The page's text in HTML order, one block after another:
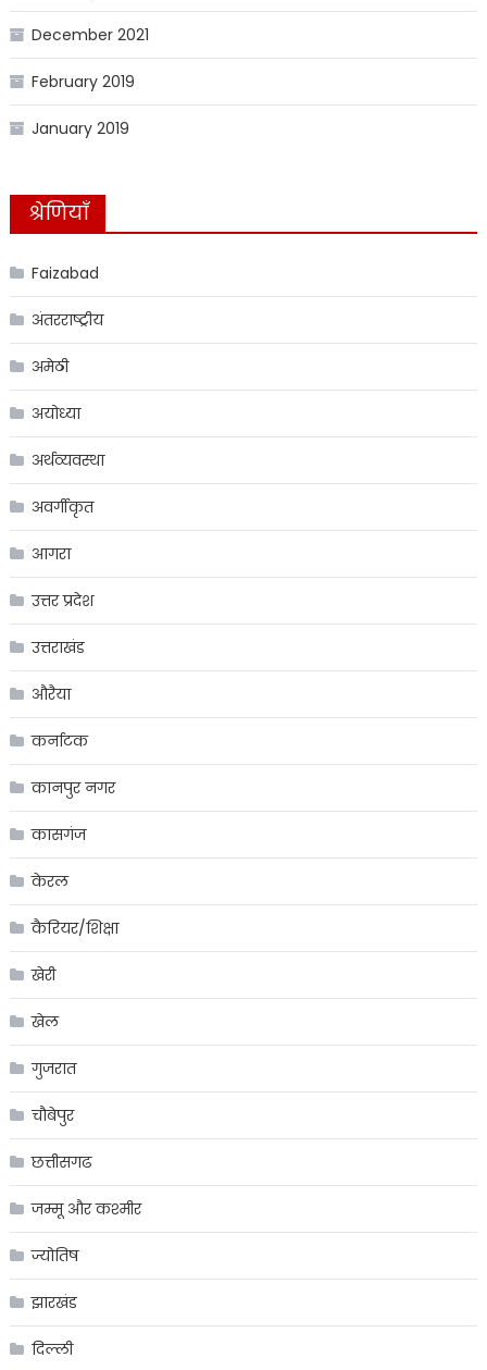
December 2021
February 2019
January 2019
श्रेणियाँ
Faizabad
अंतरराष्ट्रीय
अमेठी
अयोध्या
अर्थव्यवस्था
अवर्गीकृत
आगरा
उत्तर प्रदेश
उत्तराखंड
औरैया
कर्नाटक
कानपुर नगर
कासगंज
केरल
कैरियर/शिक्षा
खेरी
खेल
गुजरात
चौबेपुर
छत्तीसगढ
जम्मू और कश्मीर
ज्योतिष
झारखंड
दिल्ली